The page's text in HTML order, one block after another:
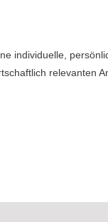
individuelle,
relevanten